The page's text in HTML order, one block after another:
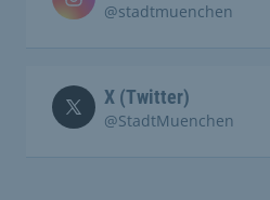
@stadtmuenchen
X (Twitter)
@StadtMuenchen